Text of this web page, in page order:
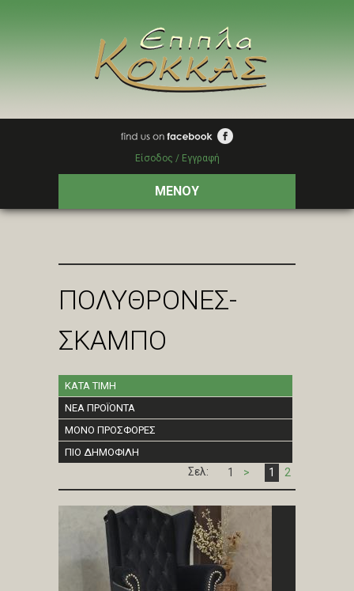
Είσοδος / Εγγραφή
ΜΕΝΟΥ
ΠΟΛΥΘΡΟΝΕΣ-
ΣΚΑΜΠΟ
ΚΑΤΑ ΤΙΜΗ
ΝΕΑ ΠΡΟΪΟΝΤΑ
ΜΟΝΟ ΠΡΟΣΦΟΡΕΣ
ΠΙΟ ΔΗΜΟΦΙΛΗ
Σελ: 1 > 1 2